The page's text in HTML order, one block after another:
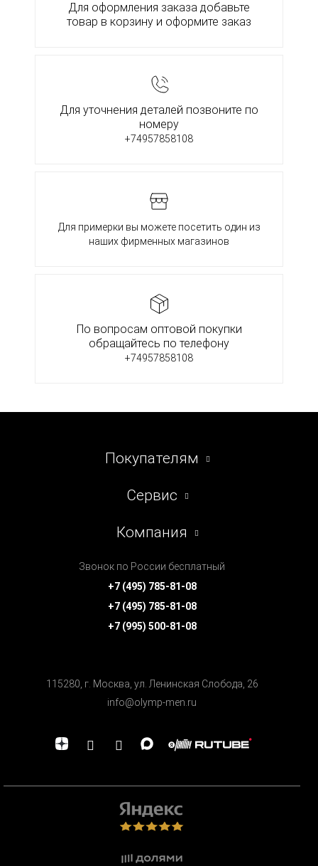
Для оформления заказа добавьте
товар в корзину и оформите заказ
Для уточнения деталей позвоните по
номеру
+74957858108
Для примерки вы можете посетить один из
наших фирменных магазинов
По вопросам оптовой покупки
обращайтесь по телефону
+74957858108
Покупателям
Сервис
Компания
Звонок по России бесплатный
+7 (495) 785-81-08
+7 (495) 785-81-08
+7 (995) 500-81-08
115280, г. Москва, ул. Ленинская Cлобода, 26
info@olymp-men.ru